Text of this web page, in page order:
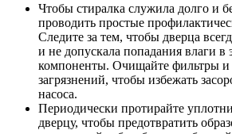
Чтобы стиралка служила долго и
проводить простые
Следите за тем, чтобы дверца
и не допускала попадания влаги в
компоненты. Очищайте фильтры
загрязнений, чтобы избежать
насоса.
Периодически протирайте
дверцу, чтобы предотвратить